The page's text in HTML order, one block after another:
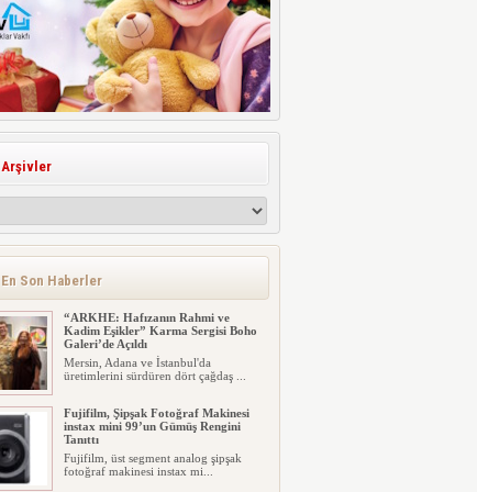
Arşivler
En Son Haberler
“ARKHE: Hafızanın Rahmi ve
Kadim Eşikler” Karma Sergisi Boho
Galeri’de Açıldı
Mersin, Adana ve İstanbul'da
üretimlerini sürdüren dört çağdaş ...
Fujifilm, Şipşak Fotoğraf Makinesi
instax mini 99’un Gümüş Rengini
Tanıttı
Fujifilm, üst segment analog şipşak
fotoğraf makinesi instax mi...